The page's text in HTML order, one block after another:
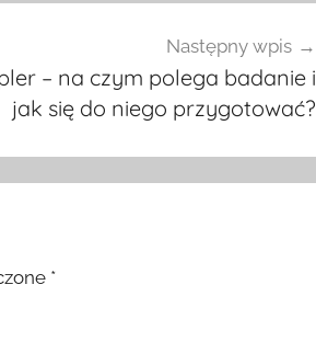
Następny wpis
– na czym polega badanie i
jak się do niego przygotować?
*